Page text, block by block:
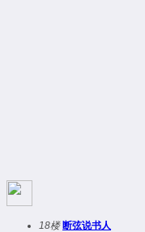
18楼 断弦说书人